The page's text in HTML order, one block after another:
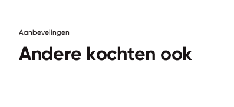
Aanbevelingen
Andere kochten ook